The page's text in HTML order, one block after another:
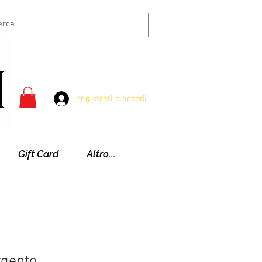
registrati o accedi
Gift Card Altro...